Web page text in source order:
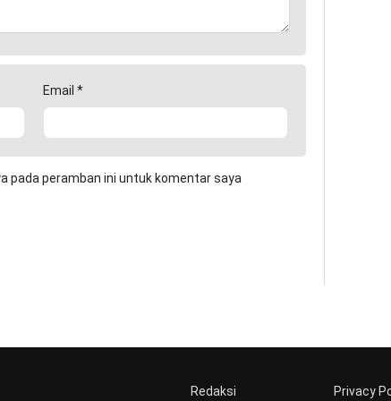
Email *
pada peramban ini untuk komentar saya
Redaksi Privacy